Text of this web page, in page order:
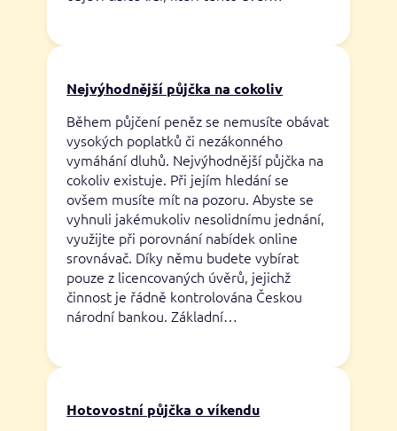
Nejvýhodnější půjčka na cokoliv
Během půjčení peněz se nemusíte obávat
vysokých poplatků či nezákonného
vymáhání dluhů. Nejvýhodnější půjčka na
cokoliv existuje. Při jejím hledání se
ovšem musíte mít na pozoru. Abyste se
vyhnuli jakémukoliv nesolidnímu jednání,
využijte při porovnání nabídek online
srovnávač. Díky němu budete vybírat
pouze z licencovaných úvěrů, jejichž
činnost je řádně kontrolována Českou
národní bankou. Základní…
Hotovostní půjčka o víkendu